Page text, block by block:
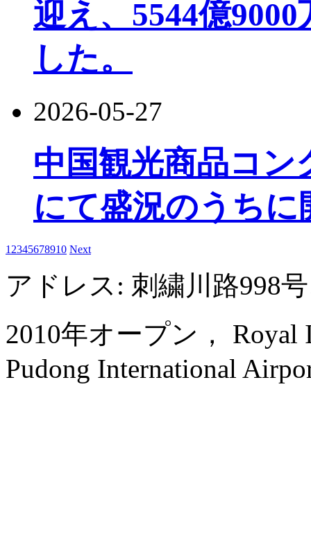
迎え、5544億
した。
2026-05-27
中国観光商品コン
にて盛況のうち
1 2345678910 Next
アドレス: 刺繍川路998
2010年オープン， Royal
Pudong International